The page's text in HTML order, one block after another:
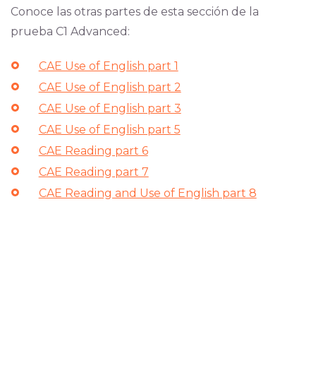
Conoce las otras partes de esta sección de la
prueba C1 Advanced:
CAE Use of English part 1
CAE Use of English part 2
CAE Use of English part 3
CAE Use of English part 5
CAE Reading part 6
CAE Reading part 7
CAE Reading and Use of English part 8